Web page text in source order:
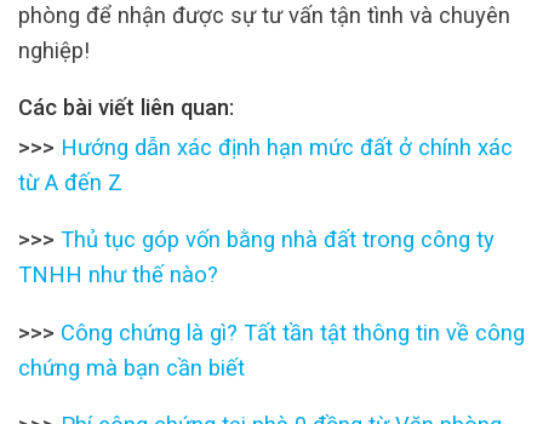
phòng để nhận được sự tư vấn tận tình và chuyên
nghiệp!
Các bài viết liên quan:
>>> Hướng dẫn xác định hạn mức đất ở chính xác
từ A đến Z
>>> Thủ tục góp vốn bằng nhà đất trong công ty
TNHH như thế nào?
>>> Công chứng là gì? Tất tần tật thông tin về công
chứng mà bạn cần biết